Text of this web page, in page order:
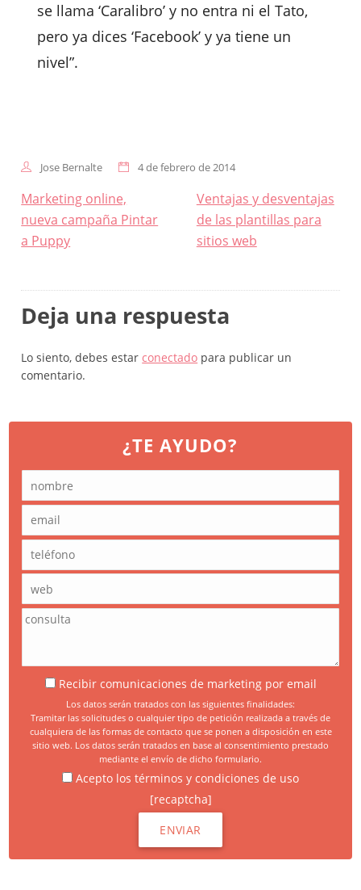
se llama ‘Caralibro’ y no entra ni el Tato,
pero ya dices ‘Facebook’ y ya tiene un
nivel”.
Jose Bernalte 4 de febrero de 2014
Navegación
de
entradas
Marketing online,
nueva campaña Pintar
a Puppy
Ventajas y desventajas
de las plantillas para
sitios web
Deja una respuesta
Lo siento, debes estar conectado para publicar un
comentario.
¿TE AYUDO?
Recibir comunicaciones de marketing por email
Los datos serán tratados con las siguientes finalidades:
Tramitar las solicitudes o cualquier tipo de petición realizada a través de
cualquiera de las formas de contacto que se ponen a disposición en este
sitio web. Los datos serán tratados en base al consentimiento prestado
mediante el envío de dicho formulario.
Acepto los términos y condiciones de uso
[recaptcha]